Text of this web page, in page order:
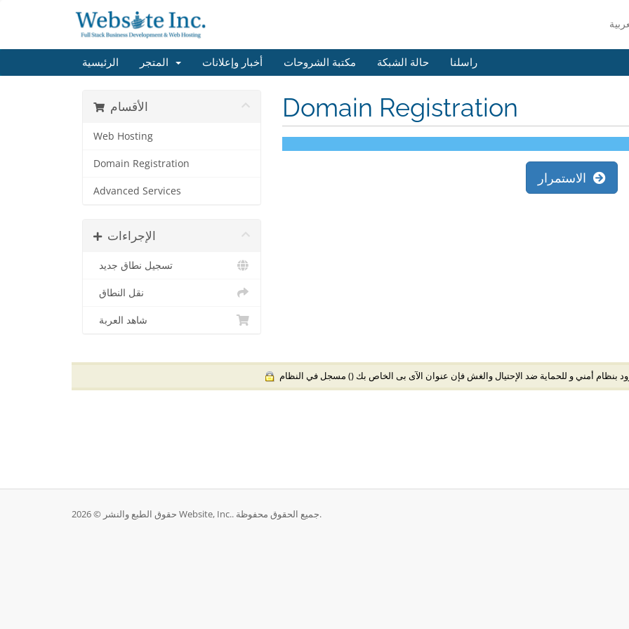
الرئيسية أخبار وإعلانات مكتبة الشروحات حالة الشبكة راسلنا
Domain Registration الأقسام
Web Hosting
Domain Registration
Advanced Services
الإجراءات
تسجيل نطاق جديد
نقل النطاق
شاهد العربة
بنظام أمني و للحماية ضد الإحتيال والغش فإن عنوان الآى بى الخاص بك () مسجل في النظام
حقوق الطبع والنشر © 2026 Website, Inc.. جميع الحقوق محفوظة.